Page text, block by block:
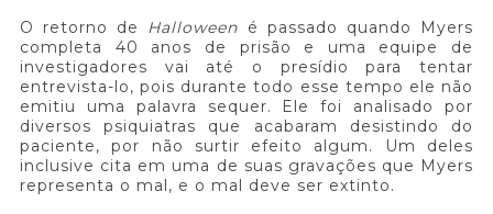
O retorno de Halloween é passado quando Myers
completa 40 anos de prisão e uma equipe de
investigadores vai até o presídio para tentar
entrevista-lo, pois durante todo esse tempo ele não
emitiu uma palavra sequer. Ele foi analisado por
diversos psiquiatras que acabaram desistindo do
paciente, por não surtir efeito algum. Um deles
inclusive cita em uma de suas gravações que Myers
representa o mal, e o mal deve ser extinto.